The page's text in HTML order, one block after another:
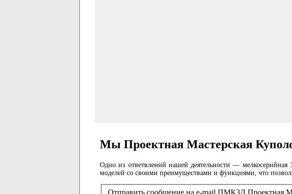
Мы Проектная Мастерская
Одно из ответвлений нашей деятельности — мелкосерийная
моделей со своими преимуществами и функциями, что
Отправить сообщение на e-mail ПМК3Д Проектная